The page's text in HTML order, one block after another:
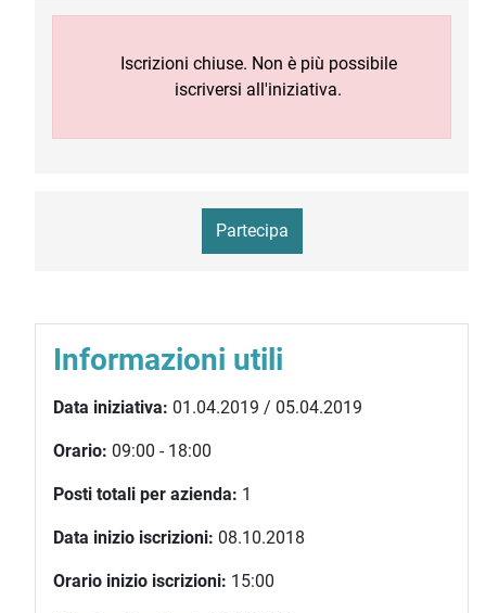
Iscrizioni chiuse. Non è più possibile
iscriversi all'iniziativa.
Partecipa
Informazioni utili
Data iniziativa: 01.04.2019 / 05.04.2019
Orario: 09:00 - 18:00
Posti totali per azienda: 1
Data inizio iscrizioni: 08.10.2018
Orario inizio iscrizioni: 15:00